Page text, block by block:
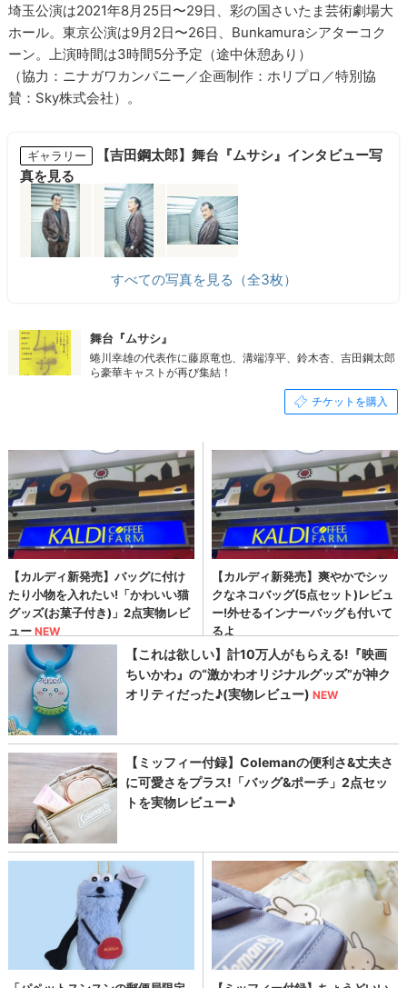
埼玉公演は2021年8月25日〜29日、彩の国さいたま芸術劇場大
ホール。東京公演は9月2日〜26日、Bunkamuraシアターコク
ーン。上演時間は3時間5分予定（途中休憩あり）
（協力：ニナガワカンパニー／企画制作：ホリプロ／特別協
賛：Sky株式会社）。
ギャラリー
【吉田鋼太郎】舞台『ムサシ』インタビュー写
真を見る
すべての写真を見る（全3枚）
舞台『ムサシ』
蜷川幸雄の代表作に藤原竜也、溝端淳平、鈴木杏、吉田鋼太郎
ら豪華キャストが再び集結！
チケットを購入